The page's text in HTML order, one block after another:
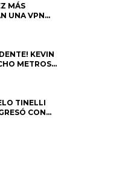
MÁS
UNA VPN
KEVIN
METROS
Y GENERA
TINELLI
CON
AMOR